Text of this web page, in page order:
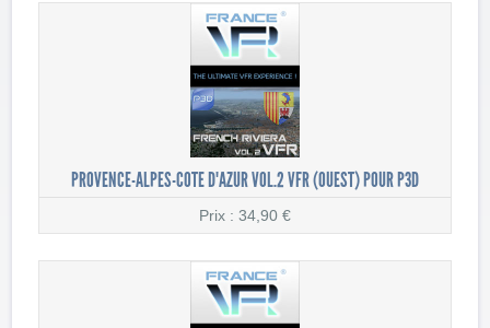
PROVENCE-ALPES-COTE D'AZUR VOL.2 VFR (OUEST) POUR P3D
Prix : 34,90 €